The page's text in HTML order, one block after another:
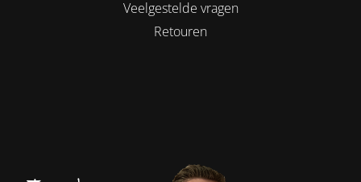
Veelgestelde vragen
Retouren